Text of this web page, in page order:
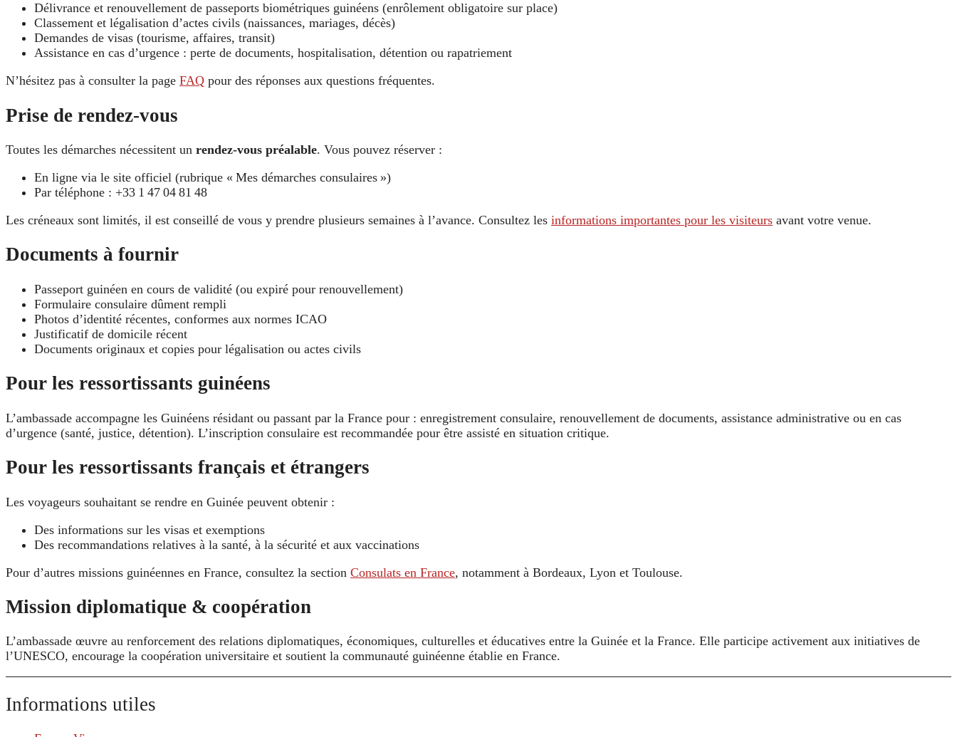
Délivrance et renouvellement de passeports biométriques guinéens (enrôlement obligatoire sur place)
Classement et légalisation d’actes civils (naissances, mariages, décès)
Demandes de visas (tourisme, affaires, transit)
Assistance en cas d’urgence : perte de documents, hospitalisation, détention ou rapatriement
N’hésitez pas à consulter la page FAQ pour des réponses aux questions fréquentes.
Prise de rendez-vous
Toutes les démarches nécessitent un rendez-vous préalable. Vous pouvez réserver :
En ligne via le site officiel (rubrique « Mes démarches consulaires »)
Par téléphone : +33 1 47 04 81 48
Les créneaux sont limités, il est conseillé de vous y prendre plusieurs semaines à l’avance. Consultez les informations importantes pour les visiteurs avant votre venue.
Documents à fournir
Passeport guinéen en cours de validité (ou expiré pour renouvellement)
Formulaire consulaire dûment rempli
Photos d’identité récentes, conformes aux normes ICAO
Justificatif de domicile récent
Documents originaux et copies pour légalisation ou actes civils
Pour les ressortissants guinéens
L’ambassade accompagne les Guinéens résidant ou passant par la France pour : enregistrement consulaire, renouvellement de documents, assistance administrative ou en cas
d’urgence (santé, justice, détention). L’inscription consulaire est recommandée pour être assisté en situation critique.
Pour les ressortissants français et étrangers
Les voyageurs souhaitant se rendre en Guinée peuvent obtenir :
Des informations sur les visas et exemptions
Des recommandations relatives à la santé, à la sécurité et aux vaccinations
Pour d’autres missions guinéennes en France, consultez la section Consulats en France, notamment à Bordeaux, Lyon et Toulouse.
Mission diplomatique & coopération
L’ambassade œuvre au renforcement des relations diplomatiques, économiques, culturelles et éducatives entre la Guinée et la France. Elle participe activement aux initiatives de
l’UNESCO, encourage la coopération universitaire et soutient la communauté guinéenne établie en France.
Informations utiles